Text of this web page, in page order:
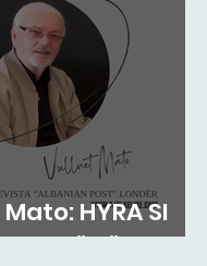
HYRA SI
TËNDE